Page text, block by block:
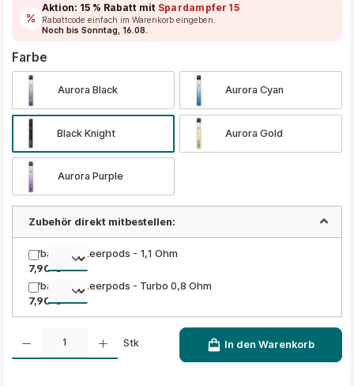
Aktion: 15 % Rabatt mit Spardampfer15
Rabattcode einfach im Warenkorb eingeben.
Noch bis Sonntag, 16.08.
Farbe
Aurora Black Aurora Cyan
Black Knight Aurora Gold
Aurora Purple
Zubehör direkt mitbestellen:
Elfbar ELFA Leerpods - 1,1 Ohm
7,90 €
Elfbar ELFA Leerpods - Turbo 0,8 Ohm
7,90 €
Produkt Anzahl: Gib den gewünschten Wert ein oder benutze die Schaltflächen um die
Stk In den Warenkorb